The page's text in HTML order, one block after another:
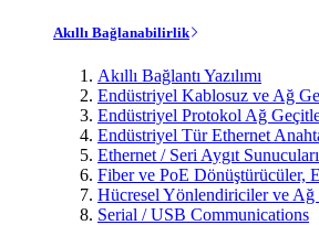
Akıllı Bağlanabilirlik
Akıllı Bağlantı Yazılımı
Endüstriyel Kablosuz ve Ağ
Endüstriyel Protokol Ağ
Endüstriyel Tür Ethernet
Ethernet / Seri Aygıt Sunucuları
Fiber ve PoE Dönüştürücüler,
Hücresel Yönlendiriciler ve Ağ
Serial / USB Communications